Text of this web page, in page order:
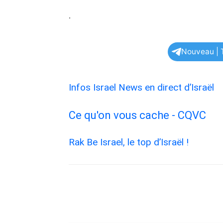
.
Nouveau |
Infos Israel News en direct d’Israël
Ce qu'on vous cache - CQVC
Rak Be Israel, le top d’Israël !